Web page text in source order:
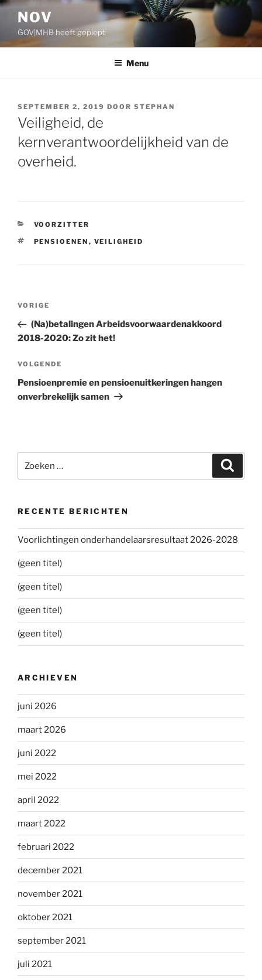
Ga
inhoud
NOV
GOV|MHB heeft gepiept
Menu
GEPLAATST
OP
SEPTEMBER 2, 2019 DOOR STEPHAN
Veiligheid, de
kernverantwoordelijkheid van de
overheid.
CATEGORIEËN
VOORZITTER
TAGS
PENSIOENEN , VEILIGHEID
Bericht
Vorig
bericht
VORIGE
(Na)betalingen Arbeidsvoorwaardenakkoord
2018-2020: Zo zit het!
Volgend
bericht
VOLGENDE
Pensioenpremie en pensioenuitkeringen hangen
onverbrekelijk samen
naar:
RECENTE BERICHTEN
Voorlichtingen onderhandelaarsresultaat 2026-2028
(geen titel)
(geen titel)
(geen titel)
(geen titel)
ARCHIEVEN
juni 2026
maart 2026
juni 2022
mei 2022
april 2022
maart 2022
februari 2022
december 2021
november 2021
oktober 2021
september 2021
juli 2021